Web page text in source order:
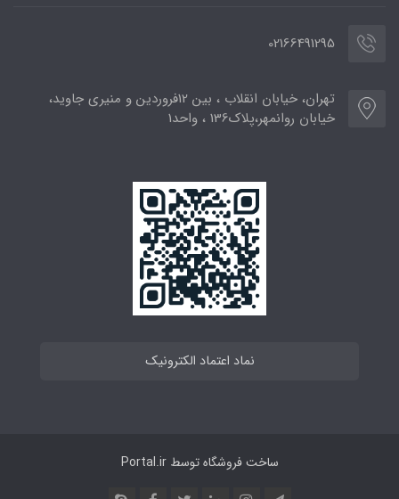
02166491295
تهران، خیابان انقلاب ، بین 12فروردین و منیری جاوید،
خیابان روانمهر،پلاک136 ، واحد1
نماد اعتماد الکترونیک
ساخت فروشگاه توسطPortal.ir